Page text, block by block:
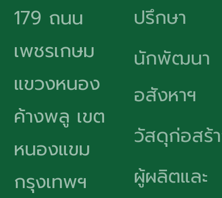
179 ถนน
เพชรเกษม
แขวงหนอง
ค้างพลู เขต
หนองแขม
กรุงเทพฯ
ปรึกษา
นักพัฒนา
อสังหาฯ
วัสดุก่อสร้
ผู้ผลิตและ